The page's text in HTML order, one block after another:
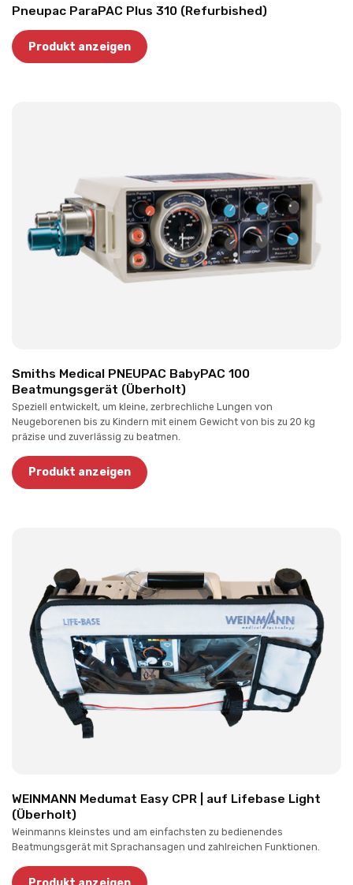
Pneupac ParaPAC Plus 310 (Refurbished)
Produkt anzeigen
Smiths Medical PNEUPAC BabyPAC 100
Beatmungsgerät (Überholt)
Speziell entwickelt, um kleine, zerbrechliche Lungen von
Neugeborenen bis zu Kindern mit einem Gewicht von bis zu 20 kg
präzise und zuverlässig zu beatmen.
Produkt anzeigen
WEINMANN Medumat Easy CPR | auf Lifebase Light
(Überholt)
Weinmanns kleinstes und am einfachsten zu bedienendes
Beatmungsgerät mit Sprachansagen und zahlreichen Funktionen.